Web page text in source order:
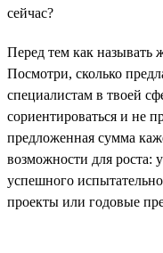
сейчас?
Перед тем как называть
Посмотри, сколько
специалистам в твоей
сориентироваться и не
предложенная сумма
возможности для роста:
успешного
проекты или годовые